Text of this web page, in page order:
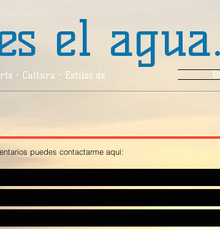
el
- Cultura - Estilos de
puedes contactarme aquí: